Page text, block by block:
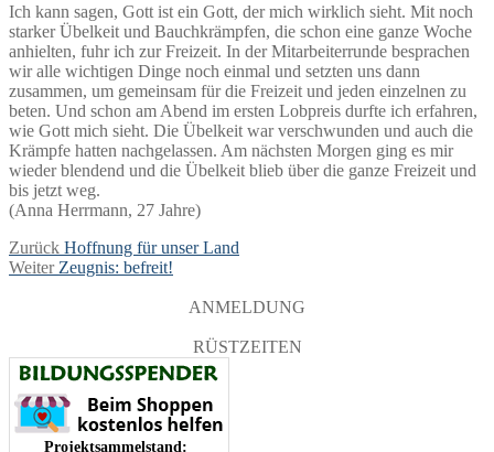
Ich kann sagen, Gott ist ein Gott, der mich wirklich sieht. Mit noch
starker Übelkeit und Bauchkrämpfen, die schon eine ganze Woche
anhielten, fuhr ich zur Freizeit. In der Mitarbeiterrunde besprachen
wir alle wichtigen Dinge noch einmal und setzten uns dann
zusammen, um gemeinsam für die Freizeit und jeden einzelnen zu
beten. Und schon am Abend im ersten Lobpreis durfte ich erfahren,
wie Gott mich sieht. Die Übelkeit war verschwunden und auch die
Krämpfe hatten nachgelassen. Am nächsten Morgen ging es mir
wieder blendend und die Übelkeit blieb über die ganze Freizeit und
bis jetzt weg.
(Anna Herrmann, 27 Jahre)
Beitragsnavigation
Zurück Vorheriger
Beitrag:
Hoffnung für unser Land
Weiter Nächster
Zeugnis: befreit!
ANMELDUNG
RÜSTZEITEN